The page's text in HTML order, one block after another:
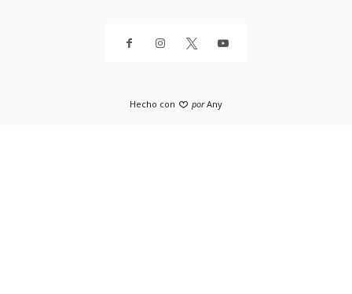
Hecho con porAny